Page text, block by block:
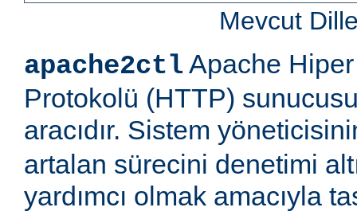
Mevcut
apache2ctl Apache
Protokolü (HTTP)
aracıdır. Sistem
artalan sürecini denetimi
yardımcı olmak amacıyla